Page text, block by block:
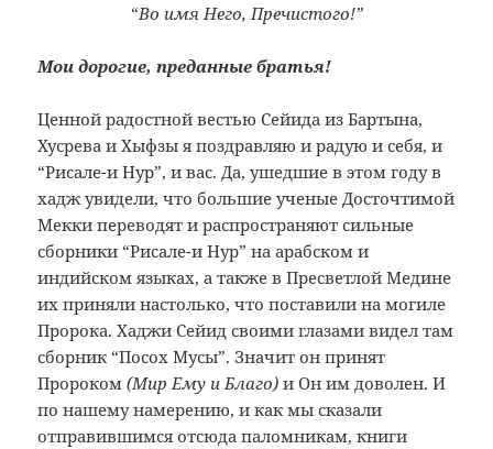
“Во имя Него, Пречистого!”
Мои дорогие, преданные братья!
Ценной радостной вестью Сейида из Бартына,
Хусрева и Хыфзы я поздравляю и радую и себя, и
“Рисале-и Нур”, и вас. Да, ушедшие в этом году в
хадж увидели, что большие ученые Досточтимой
Мекки переводят и распространяют сильные
сборники “Рисале-и Нур” на арабском и
индийском языках, а также в Пресветлой Медине
их приняли настолько, что поставили на могиле
Пророка. Хаджи Сейид своими глазами видел там
сборник “Посох Мусы”. Значит он принят
Пророком(Мир Ему и Благо) и Он им доволен. И
по нашему намерению, и как мы сказали
отправившимся отсюда паломникам, книги